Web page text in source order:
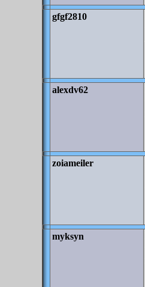
gfgf2810
alexdv62
zoiameiler
myksyn